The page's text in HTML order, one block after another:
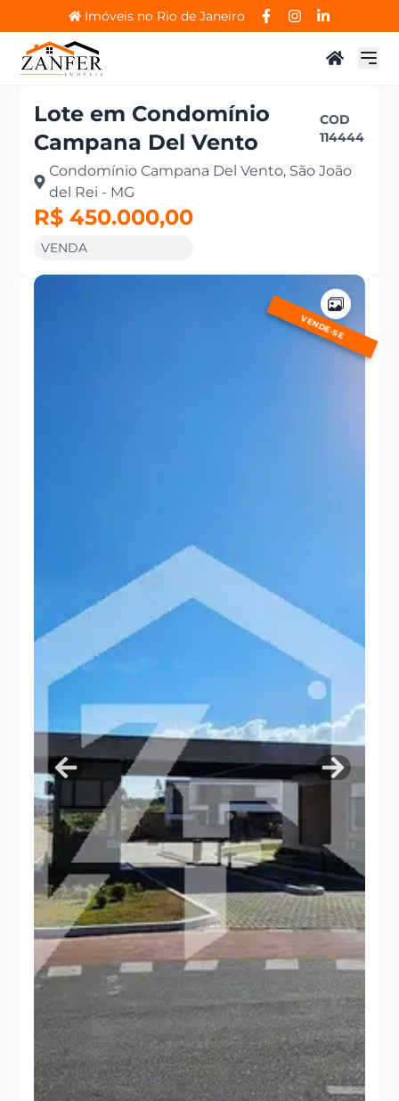
Imóveis no Rio de Janeiro
Lote em Condomínio
Campana Del Vento
COD
114444
Condomínio Campana Del Vento, São João
del Rei - MG
R$ 450.000,00
VENDA
VENDE-SE